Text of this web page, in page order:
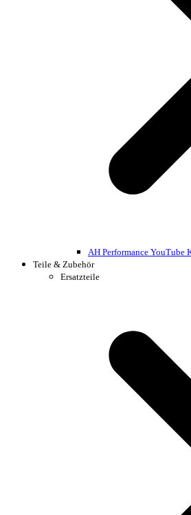
AH Performance YouTube
Teile & Zubehör
Ersatzteile